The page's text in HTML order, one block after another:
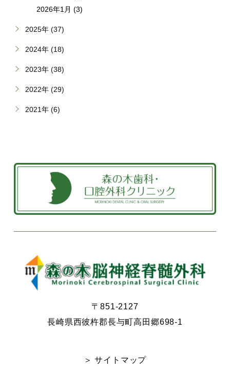
2026年1月 (3)
2025年 (37)
2024年 (18)
2023年 (38)
2022年 (29)
2021年 (6)
〒851-2127
長崎県西彼杵郡長与町高田郷698-1
＞ サイトマップ